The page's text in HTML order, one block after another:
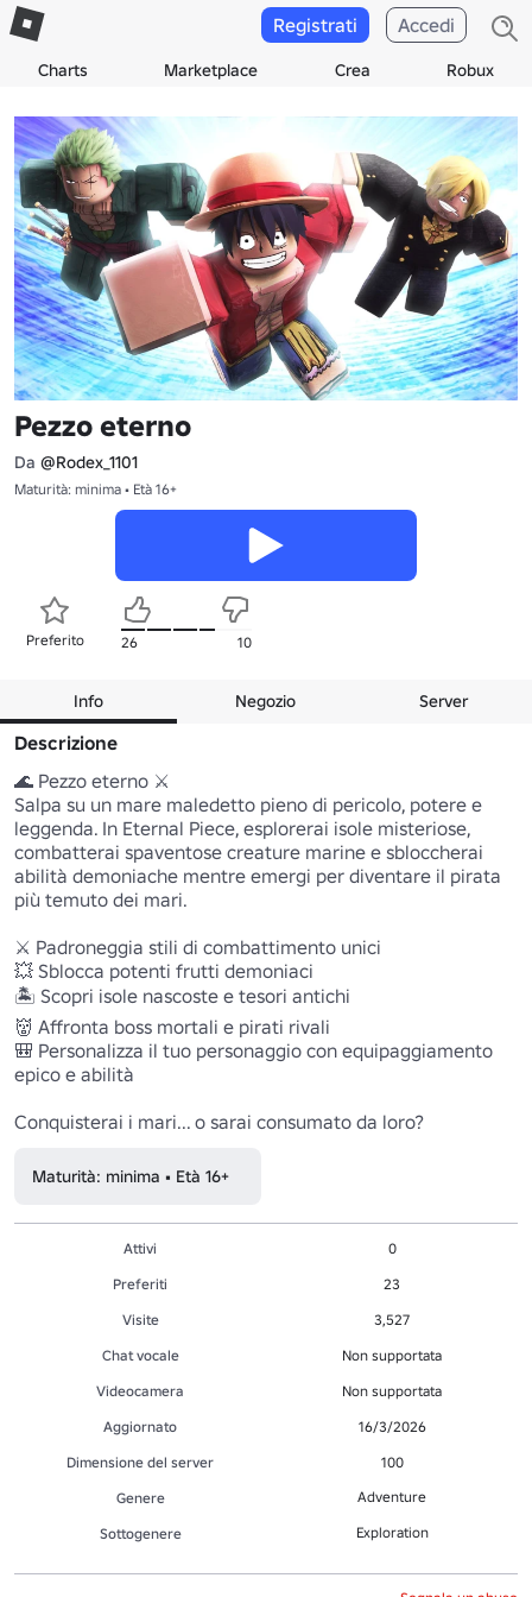
Charts Marketplace Crea Robux
Registrati Accedi
Pezzo eterno
Da @Rodex_1101
Maturità: minima • Età 16+
Preferito 26 10
Info Negozio Server
Descrizione
🌊 Pezzo eterno ⚔️
Salpa su un mare maledetto pieno di pericolo, potere e
leggenda. In Eternal Piece, esplorerai isole misteriose,
combatterai spaventose creature marine e sbloccherai
abilità demoniache mentre emergi per diventare il pirata
più temuto dei mari.
⚔️ Padroneggia stili di combattimento unici
💥 Sblocca potenti frutti demoniaci
🏝️ Scopri isole nascoste e tesori antichi
👹 Affronta boss mortali e pirati rivali
🎒 Personalizza il tuo personaggio con equipaggiamento
epico e abilità
Conquisterai i mari... o sarai consumato da loro?
Maturità: minima • Età 16+
Attivi
0
Preferiti
23
Visite
3,527
Chat vocale
Non supportata
Videocamera
Non supportata
Aggiornato
16/3/2026
Dimensione del server
100
Genere
Adventure
Sottogenere Exploration